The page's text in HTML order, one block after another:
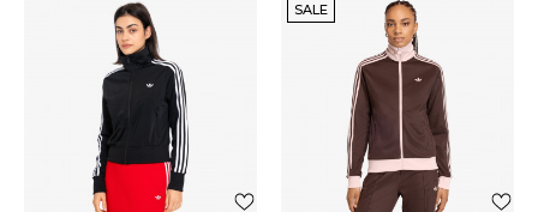
SALE